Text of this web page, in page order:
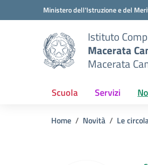
Vai ai contenuti
Vai al menu di navigazioneMinistero dell'Istruzione e del
Istituto
Macerata
Macerata
Scuola Servizi
Home Novità Le